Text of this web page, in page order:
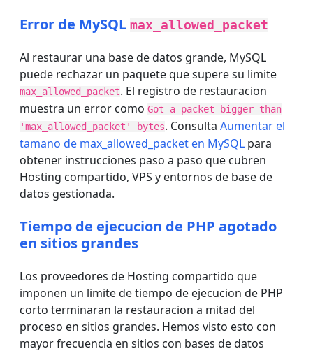
Error de MySQL max_allowed_packet
Al restaurar una base de datos grande, MySQL
puede rechazar un paquete que supere su limite
max_allowed_packet. El registro de restauracion
muestra un error como Got a packet bigger than
'max_allowed_packet' bytes. Consulta Aumentar el
tamano de max_allowed_packet en MySQL para
obtener instrucciones paso a paso que cubren
Hosting compartido, VPS y entornos de base de
datos gestionada.
Tiempo de ejecucion de PHP agotado
en sitios grandes
Los proveedores de Hosting compartido que
imponen un limite de tiempo de ejecucion de PHP
corto terminaran la restauracion a mitad del
proceso en sitios grandes. Hemos visto esto con
mayor frecuencia en sitios con bases de datos